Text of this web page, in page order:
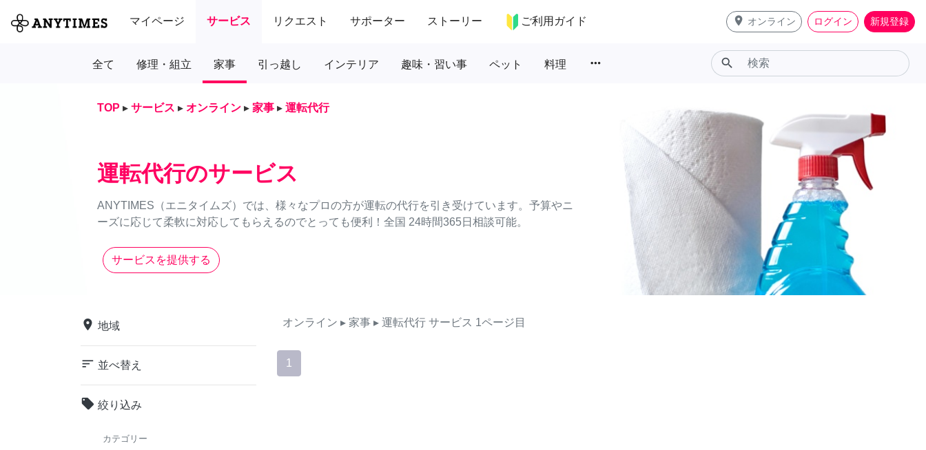
マイページ サービス リクエスト サポーター ストーリー ご利用ガイド place オンライン ログイン 新規登録
全て 修理・組立 家事 引っ越し インテリア 趣味・習い事 ペット 料理 more_horiz search
TOP ▸ サービス ▸ オンライン ▸ 家事 ▸ 運転代行
運転代行のサービス
ANYTIMES（エニタイムズ）では、様々なプロの方が運転の代行を引き受けています。予算やニ
ーズに応じて柔軟に対応してもらえるのでとっても便利！全国 24時間365日相談可能。
サービスを提供する
place 地域
sort 並べ替え
local_offer 絞り込み
カテゴリー
オンライン ▸ 家事 ▸ 運転代行 サービス 1ページ目
1